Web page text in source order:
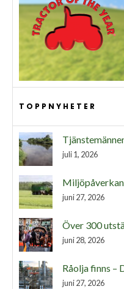
TOPPNYHETER
juli 1, 2026
juni 27, 2026
Över 300
juni 28, 2026
Råolja finns –
juni 27, 2026